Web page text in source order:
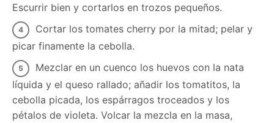
Escurrir bien y cortarlos en trozos pequeños.
Cortar los tomates cherry por la mitad; pelar y
picar finamente la cebolla.
Mezclar en un cuenco los huevos con la nata
líquida y el queso rallado; añadir los tomatitos, la
cebolla picada, los espárragos troceados y los
pétalos de violeta. Volcar la mezcla en la masa,